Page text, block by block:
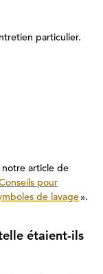
particulier.
notre article de
pour
de lavage».
étaient-ils